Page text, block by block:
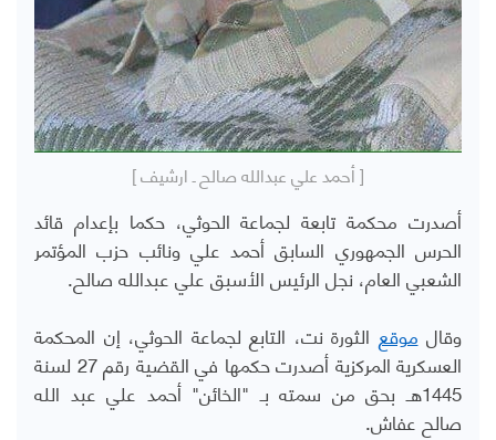
[ أحمد علي عبدالله صالح ـ ارشيف ]
أصدرت محكمة تابعة لجماعة الحوثي، حكما بإعدام قائد
الحرس الجمهوري السابق أحمد علي ونائب حزب المؤتمر
الشعبي العام، نجل الرئيس الأسبق علي عبدالله صالح.
وقال موقع الثورة نت، التابع لجماعة الحوثي، إن المحكمة
العسكرية المركزية أصدرت حكمها في القضية رقم 27 لسنة
1445هـ بحق من سمته بـ "الخائن" أحمد علي عبد الله
صالح عفاش.